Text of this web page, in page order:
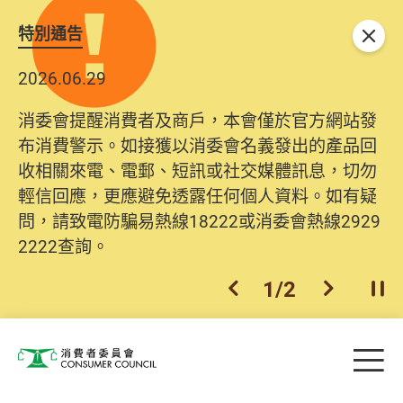
特別通告
2026.06.29
消委會提醒消費者及商戶，本會僅於官方網站發
布消費警示。如接獲以消委會名義發出的產品回
收相關來電、電郵、短訊或社交媒體訊息，切勿
輕信回應，更應避免透露任何個人資料。如有疑
問，請致電防騙易熱線18222或消委會熱線2929
2222查詢。
上一個
1/2 下一個開
關閉
消費者委員會 目